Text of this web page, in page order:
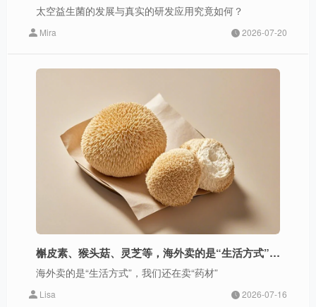
太空益生菌的发展与真实的研发应用究竟如何？
Mira 2026-07-20
槲皮素、猴头菇、灵芝等，海外卖的是“生活方式”，我们还在卖“药材”
海外卖的是“生活方式”，我们还在卖“药材”
Lisa 2026-07-16